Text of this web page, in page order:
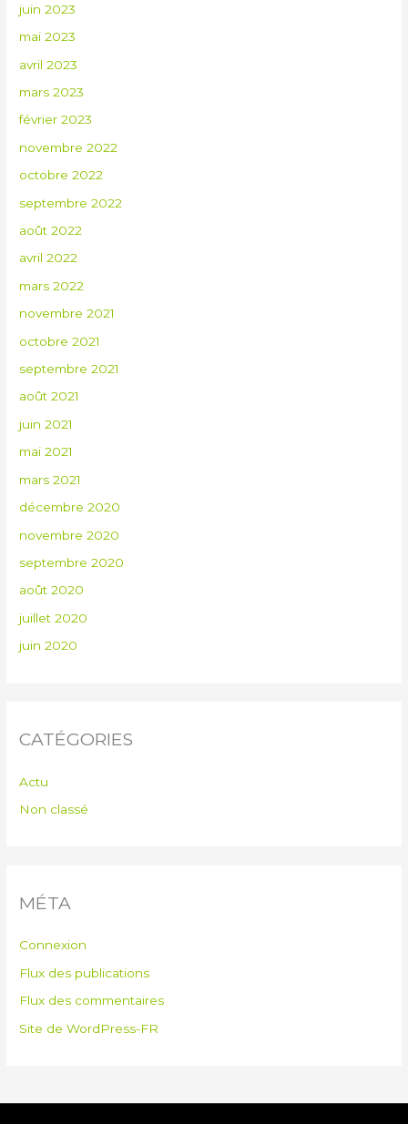
juin 2023
mai 2023
avril 2023
mars 2023
février 2023
novembre 2022
octobre 2022
septembre 2022
août 2022
avril 2022
mars 2022
novembre 2021
octobre 2021
septembre 2021
août 2021
juin 2021
mai 2021
mars 2021
décembre 2020
novembre 2020
septembre 2020
août 2020
juillet 2020
juin 2020
CATÉGORIES
Actu
Non classé
MÉTA
Connexion
Flux des publications
Flux des commentaires
Site de WordPress-FR